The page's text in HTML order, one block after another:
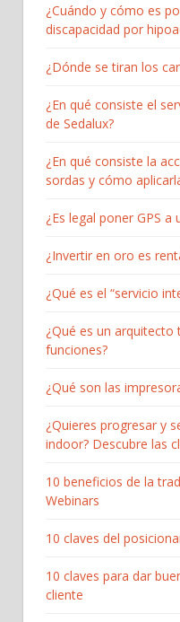
¿Cuándo y cómo es
discapacidad por
¿Dónde se tiran los
¿En qué consiste el
de Sedalux?
¿En qué consiste la
sordas y cómo
¿Es legal poner GPS a
¿Invertir en oro es
¿Qué es el “servicio
¿Qué es un arquitecto
funciones?
¿Qué son las
¿Quieres progresar y
indoor? Descubre las
10 beneficios de la
Webinars
10 claves del
10 claves para dar
cliente